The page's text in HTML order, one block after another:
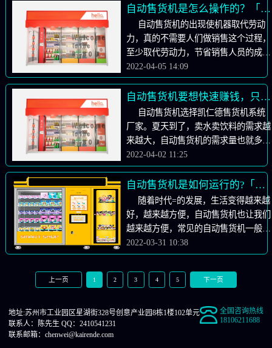
价格等信息，当用户取走商品后，通过
摄像头返回的图像判断顾客拿取的是什
么，用户关门后，系统便通过关联账户
扣取相应的钱。这种识别技术有两个比
较大的缺点，一是所需摄像头较多，而
且每层都需要，层间距还不能太小，不
然会影响图像采集，因此空间利用率比
较低，二是图像识别不太准确，一旦商
品相互遮挡，或是两件商品外形太过相
似，系统便不能识别或区分。 动态识
别。通过摄像头实时采集顾客取货过
程，从而判断顾客拿的是什么。这种技
术相比于静态识别来说所需要的摄像头
更少，而且并不需要检测所有商品，只
需要看顾客取走或者放回的商品即可，
摄像头较少而且一般位于门上，因此空
间利用率较高。 重力识别。这种售货
机在每层都有电子秤，提前录入每种商
品的重量，然后通过比对顾客购买前后
重量的变化，从而判断顾客买的是什
么，这种方案弊端明显，首先就是无法
品倾斜或者自动售货机倾斜，或者商品
相互依靠，就会影响重力感应，从而影
自动售货机是怎么操作的？「售货机系统」
自动售货机的出现使机器取代劳动
力，真的不需要人们做销售这个过程，
至少取代劳动力，节省销售人员的成
本，这是自动售货机发明的最初原因。
但随着自动售货机的发展，该行业出现
了一些详细的分支和新的类别。它给行
业带来了新的机遇，但也增加了运营的
难度。如果你想操作自动售货机，请做
以下几点！下面售货机系统厂家带您了
解一下。1.尽量操作自动售货机的所有
按钮。所有功能，并熟悉它们；2.针对
一些运维情况采取一些预警措施，如机
器断线，如何处理？机器断电了，怎么
解决？机器出货异常怎么办？这些都要
提前准备好；3.掌握一些产品选择。竞
争产品研究方法。产品选择的核心是研
究你机器所在的客户群。他们喜欢什
货机想卖什么(这里重点介绍一下选
品)1)所选商品保质期长，不易损坏；
户单价不宜过高；4)商品供应链成熟；
2022-04-05 14:09
自动售货机要想快速赚钱，只需要做好以下几点「售货机系统」
自动售货机选择凯仁德售货机系统
厂家。夏天到了，卖水卖饮料的需求越
来越大，自动售货机的需求量也就多了
起来， 但是最近好多顾客会问，我的
自动售货机买回去一天都不赚钱，那么
问题来了，别人的自动售货机买回去一
天纯利润就有一两千两三千，而您的自
动售货机买回去一天收入只有几十，到
底是什么原因呢？首先 影响最大的就
是摆放场地的人流量，人流量决定您自
动售货机的货卖不卖的出去，这就需要
人流量不错。一般这几个场地可以考
商品的价格，过高或者过低都会让消费
者产生怀疑，价格太高负担不起，价格
2022-04-02 11:25
自动售货机是如何运行的?「售货机厂家」
随着时代=的发展，生活变得越来越
好，越来越方便，自动售货机也让我们
越来越方便，常见的自动售货机一般分
为四种：饮料自动售货机、食品自动售
货机、饮料零食综合自动售货机、盲盒
自动售货机。自动售货机可以减少大量
的人力，不像时间、人力、地点等，它
如何运行的？1，售产品，二是销售广
告栏；2.自助售货机推广的地方通常是
2022-03-31 10:38
上一页 1 2 3 4 5 下一页
地址:苏州市工业园区星湖街328号创意产业园8栋1楼102单元
联系人：陈先生 QQ：2410541231
联系邮箱：chenwei@kairende.com
全国咨询热线
18106211688